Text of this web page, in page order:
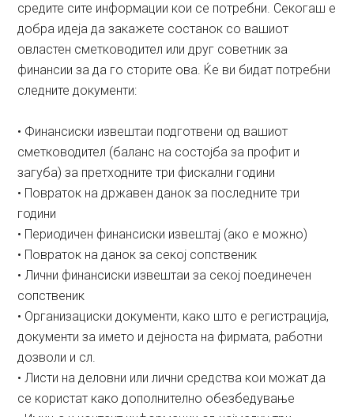
средите сите информации кои се потребни. Секогаш е
добра идеја да закажете состанок со вашиот
овластен сметководител или друг советник за
финансии за да го сторите ова. Ќе ви бидат потребни
следните документи:
• Финансиски извештаи подготвени од вашиот
сметководител (баланс на состојба за профит и
загуба) за претходните три фискални години
• Повраток на државен данок за последните три
години
• Периодичен финансиски извештај (ако е можно)
• Повраток на данок за секој сопственик
• Лични финансиски извештаи за секој поединечен
сопственик
• Организациски документи, како што е регистрација,
документи за името и дејноста на фирмата, работни
дозволи и сл.
• Листи на деловни или лични средства кои можат да
се користат како дополнително обезбедување